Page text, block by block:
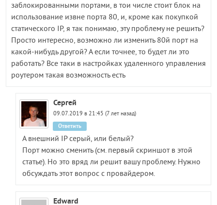
заблокированными портами, в тои числе стоит блок на
использование извне порта 80, и, кроме как покупкой
статического IP, я так понимаю, эту проблему не решить?
Просто интересно, возможно ли изменить 80й порт на
какой-нибудь другой? А если точнее, то будет ли это
работать? Все таки в настройках удаленного управления
роутером такая возможность есть
Сергей
09.07.2019 в 21:45 (7 лет назад)
А внешний IP серый, или белый?
Порт можно сменить (см. первый скриншот в этой
статье). Но это вряд ли решит вашу проблему. Нужно
обсуждать этот вопрос с провайдером.
Ответить
Edward